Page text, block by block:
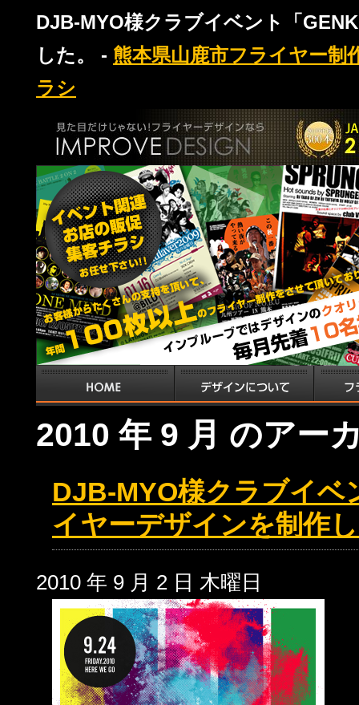
DJB-MYO様クラブイベント「
した。 - 熊本県山鹿市フライヤー制
ラシ
2010 年 9 月 のアー
DJB-MYO様クラブイベ
イヤーデザインを制作
2010 年 9 月 2 日 木曜日